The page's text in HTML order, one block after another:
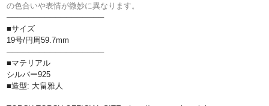
の色合いや表情が微妙に異なります。
──────────────────
■サイズ
19号/円周59.7mm
──────────────────
■マテリアル
シルバー925
■造型: 大畠雅人